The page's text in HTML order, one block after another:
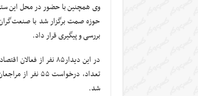
وی همچنین با حضور در محل این
حوزه صمت برگزار شد با
بررسی و پیگیری قرار داد.
در این دیدار۸۵ نفر
تعداد،
شد.